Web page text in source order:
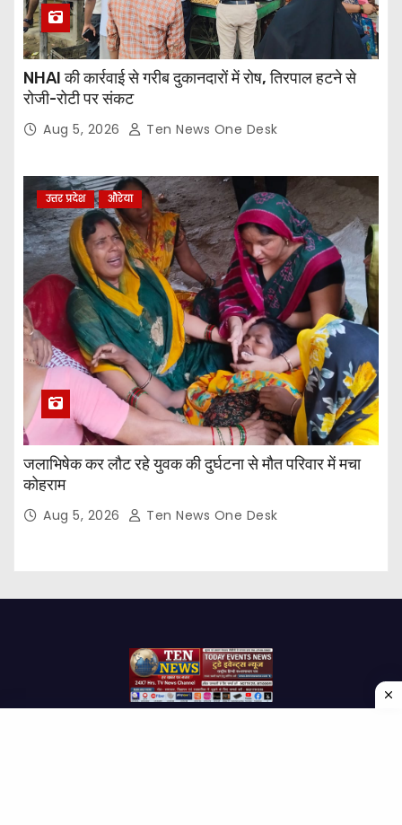
NHAI की कार्रवाई से गरीब दुकानदारों में रोष, तिरपाल हटने से
रोजी-रोटी पर संकट
Aug 5, 2026 Ten News One Desk
उत्तर प्रदेश औरेया
जलाभिषेक कर लौट रहे युवक की दुर्घटना से मौत परिवार में मचा
कोहराम
Aug 5, 2026 Ten News One Desk